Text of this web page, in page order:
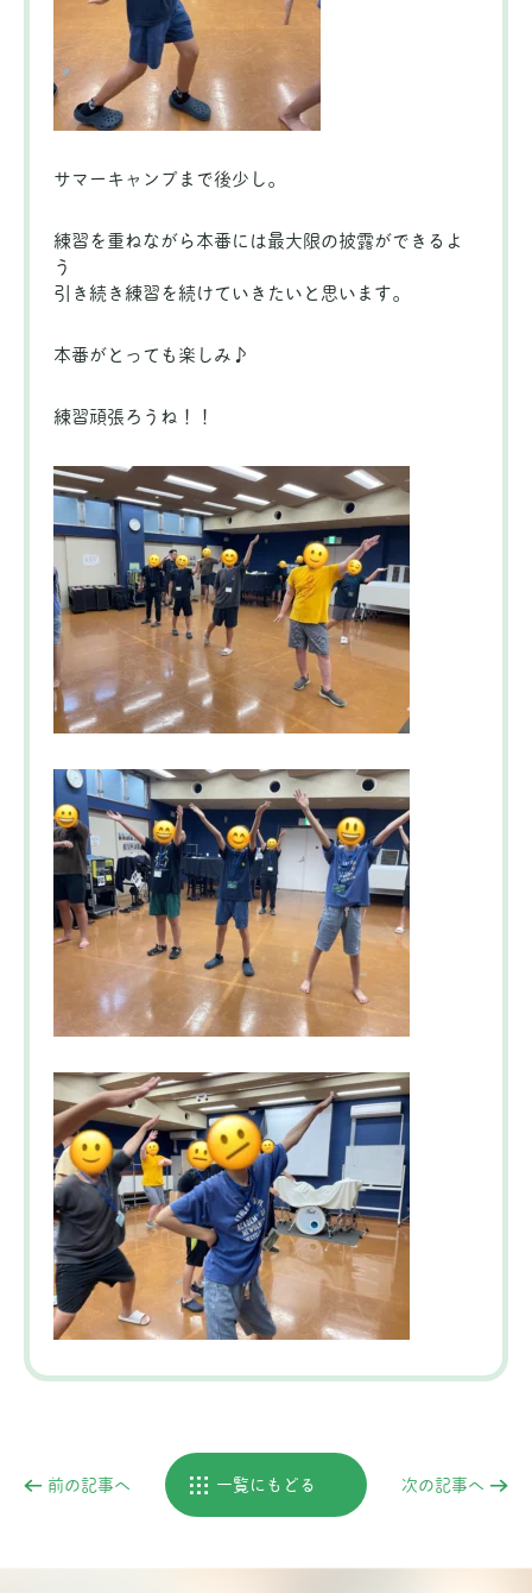
サマーキャンプまで後少し。
練習を重ねながら本番には最大限の披露ができるよ
う
引き続き練習を続けていきたいと思います。
本番がとっても楽しみ♪
練習頑張ろうね！！
前の記事へ 一覧にもどる 次の記事へ